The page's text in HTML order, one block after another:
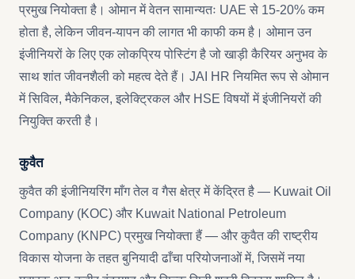
प्रमुख नियोक्ता है। ओमान में वेतन सामान्यतः UAE से 15-20% कम
होता है, लेकिन जीवन-यापन की लागत भी काफी कम है। ओमान उन
इंजीनियरों के लिए एक लोकप्रिय पोस्टिंग है जो खाड़ी कैरियर अनुभव के
साथ शांत जीवनशैली को महत्व देते हैं। JAI HR नियमित रूप से ओमान
में सिविल, मैकेनिकल, इलेक्ट्रिकल और HSE विषयों में इंजीनियरों की
नियुक्ति करती है।
कुवैत
कुवैत की इंजीनियरिंग माँग तेल व गैस क्षेत्र में केंद्रित है — Kuwait Oil
Company (KOC) और Kuwait National Petroleum
Company (KNPC) प्रमुख नियोक्ता हैं — और कुवैत की राष्ट्रीय
विकास योजना के तहत बुनियादी ढाँचा परियोजनाओं में, जिसमें नया